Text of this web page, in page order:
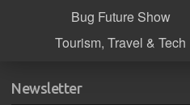
Bug Future Show
Tourism, Travel & Tech
Newsletter